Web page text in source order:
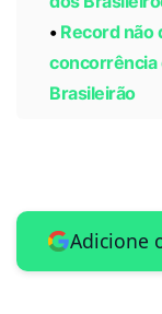
• Record não
concorrência
Brasileirão
Adicione